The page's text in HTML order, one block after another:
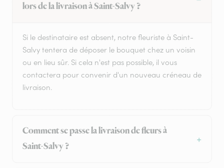
lors de la livraison à Saint-Salvy ?
Si le destinataire est absent, notre fleuriste à Saint-
Salvy tentera de déposer le bouquet chez un voisin
ou en lieu sûr. Si cela n'est pas possible, il vous
contactera pour convenir d'un nouveau créneau de
livraison.
Comment se passe la livraison de fleurs à
Saint-Salvy ?